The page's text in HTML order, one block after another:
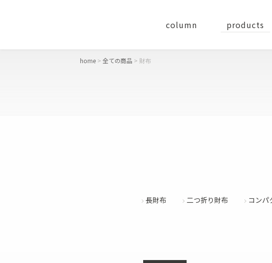
column products
home 全ての商品 財布
長財布 二つ折り財布 コンパ